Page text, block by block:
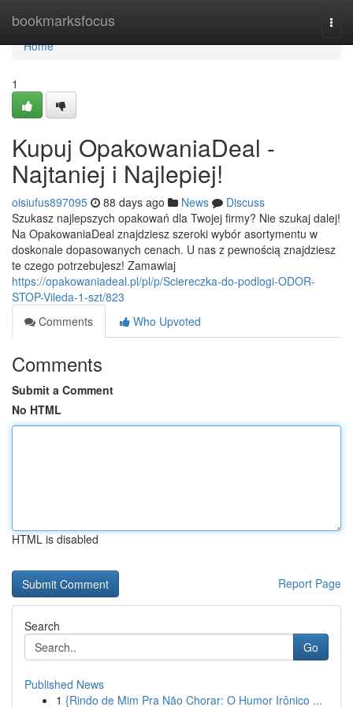
bookmarksfocus
Home
Home
1
Kupuj OpakowaniaDeal -
Najtaniej i Najlepiej!
oisiufus897095 88 days ago News
Discuss
Szukasz najlepszych opakowań dla Twojej firmy? Nie szukaj dalej!
Na OpakowaniaDeal znajdziesz szeroki wybór asortymentu w
doskonale dopasowanych cenach. U nas z pewnością znajdziesz
te czego potrzebujesz! Zamawiaj
https://opakowaniadeal.pl/pl/p/Sciereczka-do-podlogi-ODOR-
STOP-Vileda-1-szt/823
Comments
Who Upvoted
Comments
Submit a Comment
No HTML
HTML is disabled
Report Page
Search
Go
Published News
1 {Rindo de Mim Pra Não Chorar: O Humor Irônico ...